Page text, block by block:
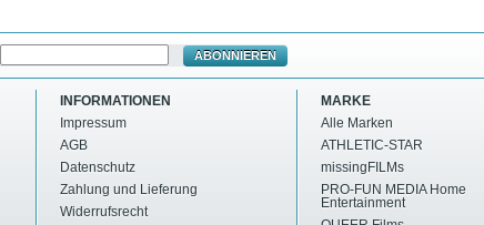
ABONNIEREN
INFORMATIONEN
Impressum
AGB
Datenschutz
Zahlung und Lieferung
Widerrufsrecht
MARKE
Alle Marken
ATHLETIC-STAR
missingFILMs
PRO-FUN MEDIA Home
Entertainment